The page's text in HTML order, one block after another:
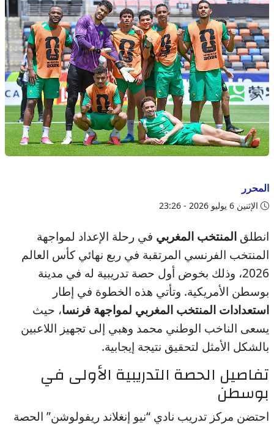
المحرر
الإثنين 6 يوليو 2026 - 23:26
انطلق المنتخب المغربي في رحلة الإعداد لمواجهة
المنتخب الفرنسي المرتقبة في ربع نهائي كأس العالم
2026، وذلك بخوض أول حصة تدريبية له في مدينة
بوسطن الأمريكية. وتأتي هذه الخطوة في إطار
استعدادات المنتخب المغربي لمواجهة فرنسا، حيث
يسعى الناخب الوطني محمد وهبي إلى تجهيز اللاعبين
بالشكل الأمثل لتحقيق نتيجة إيجابية.
تفاصيل الحصة التدريبية الأولى في
بوسطن
احتضن مركز تدريب نادي “نيو إنغلاند ريفولوشن” الحصة